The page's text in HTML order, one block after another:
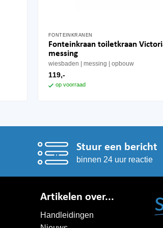
FONTEINKRANEN
Fonteinkraan toiletkraan
messing
wiesbaden messing opbouw
119,-
op voorraad
Stuur een bericht
binnen 24 uur reactie
Artikelen over...
Handleidingen